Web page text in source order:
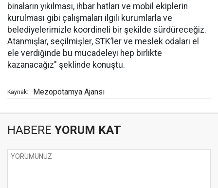
binaların yıkılması, ihbar hatları ve mobil ekiplerin
kurulması gibi çalışmaları ilgili kurumlarla ve
belediyelerimizle koordineli bir şekilde sürdüreceğiz.
Atanmışlar, seçilmişler, STK’ler ve meslek odaları el
ele verdiğinde bu mücadeleyi hep birlikte
kazanacağız" şeklinde konuştu.
Kaynak: Mezopotamya Ajansı
HABERE YORUM KAT